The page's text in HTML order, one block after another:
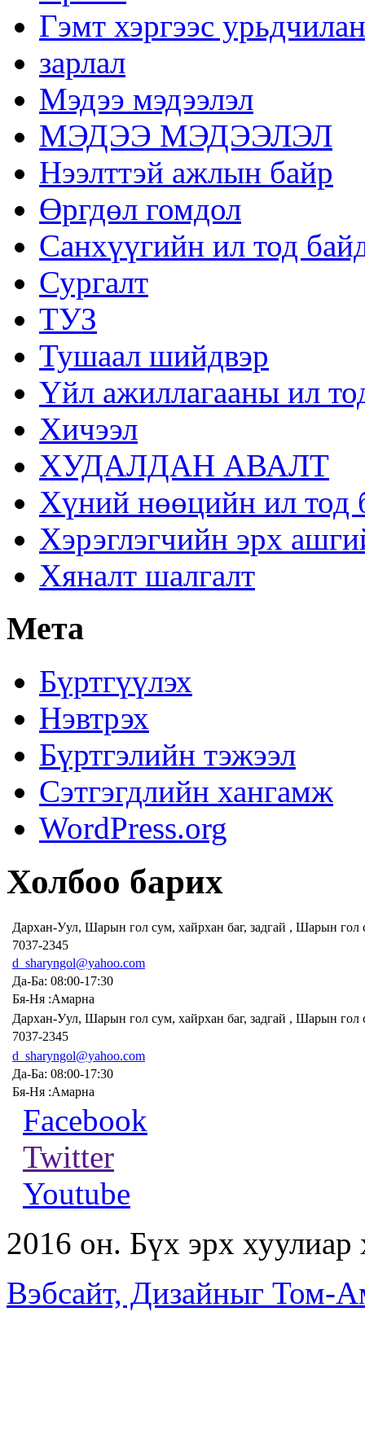
Гэмт хэргээс
зарлал
Мэдээ мэдээлэл
МЭДЭЭ МЭДЭЭЛЭЛ
Нээлттэй ажлын байр
Өргдөл гомдол
Санхүүгийн ил тод
Сургалт
ТУЗ
Тушаал шийдвэр
Үйл ажиллагааны ил
Хичээл
ХУДАЛДАН АВАЛТ
Хүний нөөцийн ил тод
Хэрэглэгчийн эрх
Хяналт шалгалт
Мета
Бүртгүүлэх
Нэвтрэх
Бүртгэлийн тэжээл
Сэтгэгдлийн хангамж
WordPress.org
Холбоо барих
Дархан-Уул, Шарын гол сум, хайрхан баг, задгай , Шарын
7037-2345
d_sharyngol@yahoo.com
Да-Ба: 08:00-17:30
Бя-Ня :Амарна
Дархан-Уул, Шарын гол сум, хайрхан баг, задгай , Шарын
7037-2345
d_sharyngol@yahoo.com
Да-Ба: 08:00-17:30
Бя-Ня :Амарна
Facebook
Twitter
Youtube
2016 он. Бүх эрх хуулиар
Вэбсайт, Дизайныг